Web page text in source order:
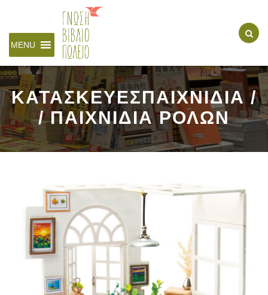
MENU
ΚΑΤΑΣΚΕΥΕΣΠΑΙΧΝΙΔΙΑ /
/ ΠΑΙΧΝΙΔΙΑ ΡΟΛΩΝ